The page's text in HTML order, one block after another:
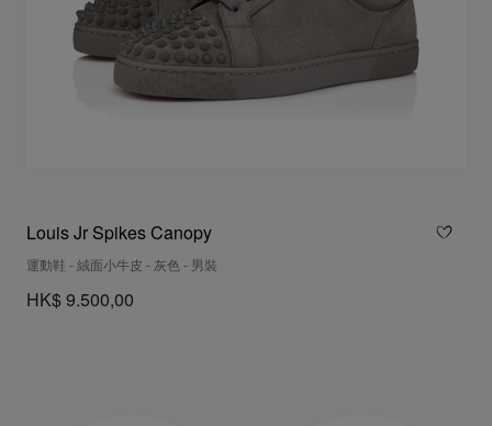
Louis Jr Spikes Canopy
運動鞋 - 絨面小牛皮 - 灰色 - 男裝
HK$ 9.500,00